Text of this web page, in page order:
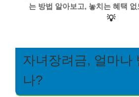
는 방법 알아보고, 놓치는 혜택
💡
자녀장려금, 얼마나
나?